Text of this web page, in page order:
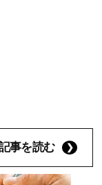
事を読む